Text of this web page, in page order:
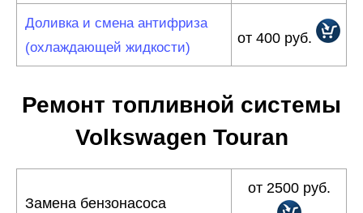
Доливка и смена антифриза
(охлаждающей жидкости)
от 400 руб.
Ремонт топливной системы
Volkswagen Touran
Замена бензонасоса
от 2500 руб.